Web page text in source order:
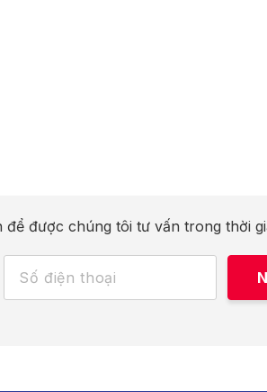
để được chúng tôi tư vấn trong thời